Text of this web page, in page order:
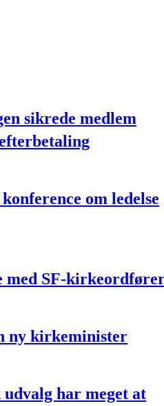
sikrede medlem
om ledelse
med SF-
ny kirkeminister
har meget at